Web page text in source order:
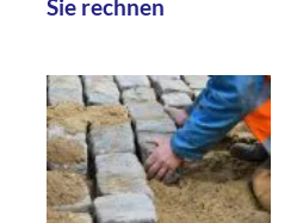
Sie rechnen